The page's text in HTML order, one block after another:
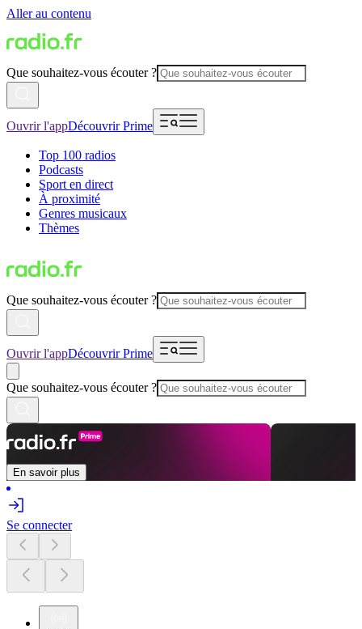
Aller au contenu
Que souhaitez-vous écouter ?
Ouvrir l'appDécouvrir Prime
Top 100 radios
Podcasts
Sport en direct
À proximité
Genres musicaux
Thèmes
Que souhaitez-vous écouter ?
Ouvrir l'appDécouvrir Prime
Que souhaitez-vous écouter ?
En savoir plus
Se connecter